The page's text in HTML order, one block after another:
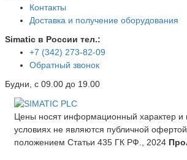
Контакты
Доставка и получение оборудования
Simatic в России тел.:
+7 (342) 273-82-09
Обратный звонок
Будни, с 09.00 до 19.00
Цены носят информационный характер и
условиях не являются публичной
положением Статьи 435 ГК РФ., 2024